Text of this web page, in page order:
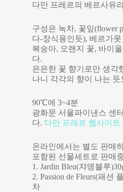
다만 프레르의 베르사유
구성은 녹차, 꽃잎(flower
다-장식용인듯), 베르가
복숭아, 오랜지 꽃, 바이
다.
은은한 꽃 향기로만 생각
나니 각각의 향이 나는 듯
90℃에 3~4분
광화문 서울파이낸스 센
다. 다만 프레르 웹사이트
온라인에서는 별도 판매
포함된 선물세트로 판매
1. Jardin Bleu(쟈뎅블루
2. Passion de Fleurs(패션
차